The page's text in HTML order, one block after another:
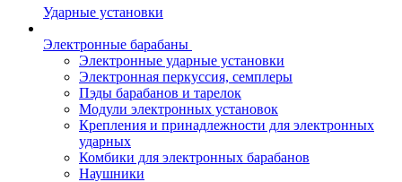
Ударные установки
Электронные барабаны
Электронные ударные установки
Электронная перкуссия, семплеры
Пэды барабанов и тарелок
Модули электронных установок
Крепления и принадлежности для электронных
ударных
Комбики для электронных барабанов
Наушники